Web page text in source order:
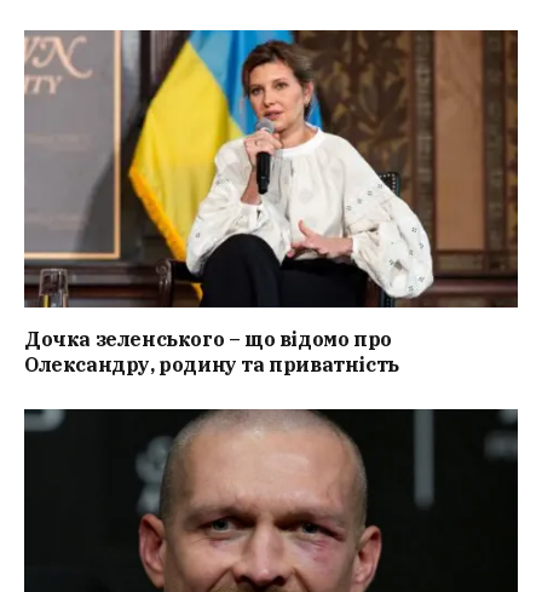
Дочка зеленського – що відомо про
Олександру, родину та приватність